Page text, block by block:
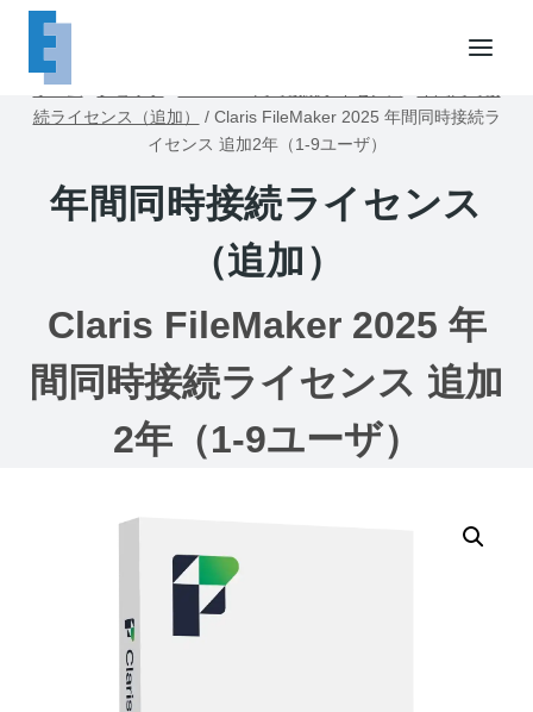
ホーム
続ライセンス（追加）
/ Claris FileMaker 2025 年間同時接続ラ
イセンス 追加2年（1-9ユーザ）
年間同時接続ライセンス
（追加）
Claris FileMaker 2025 年
間同時接続ライセンス 追加
2年（1-9ユーザ）